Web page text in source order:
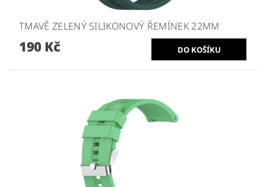
TMAVĚ ZELENÝ SILIKONOVÝ ŘEMÍNEK 22MM
190 Kč